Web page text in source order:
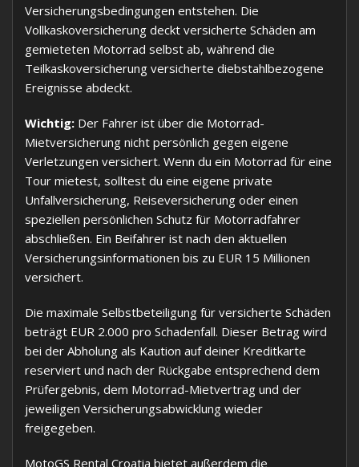
Versicherungsbedingungen entstehen. Die
Vollkaskoversicherung deckt versicherte Schäden am
gemieteten Motorrad selbst ab, während die
Teilkaskoversicherung versicherte diebstahlbezogene
Ereignisse abdeckt.
Wichtig: Der Fahrer ist über die Motorrad-
Mietversicherung nicht persönlich gegen eigene
Verletzungen versichert. Wenn du ein Motorrad für eine
Tour mietest, solltest du eine eigene private
Unfallversicherung, Reiseversicherung oder einen
speziellen persönlichen Schutz für Motorradfahrer
abschließen. Ein Beifahrer ist nach den aktuellen
Versicherungsinformationen bis zu EUR 15 Millionen
versichert.
Die maximale Selbstbeteiligung für versicherte Schäden
beträgt EUR 2.000 pro Schadenfall. Dieser Betrag wird
bei der Abholung als Kaution auf deiner Kreditkarte
reserviert und nach der Rückgabe entsprechend dem
Prüfergebnis, dem Motorrad-Mietvertrag und der
jeweiligen Versicherungsabwicklung wieder
freigegeben.
MotoGS Rental Croatia bietet außerdem die